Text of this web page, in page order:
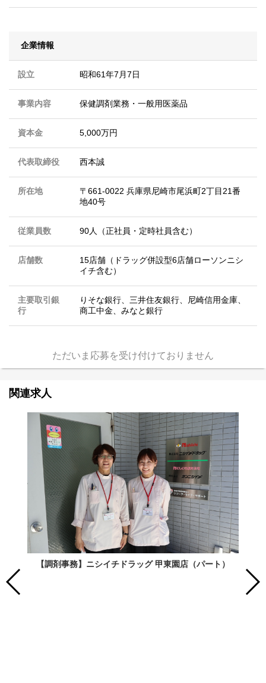
企業情報
設立 昭和61年7月7日
事業内容 保健調剤業務・一般用医薬品
資本金 5,000万円
代表取締役 西本誠
所在地
〒661-0022 兵庫県尼崎市尾浜町2丁目21番
地40号
従業員数 90人（正社員・定時社員含む）
店舗数
15店舗（ドラッグ併設型6店舗ローソンニシ
イチ含む）
主要取引銀
行
りそな銀行、三井住友銀行、尼崎信用金庫、
商工中金、みなと銀行
ただいま応募を受け付けておりません
関連求人
【調剤事務】ニシイチドラッグ 甲東園店（パート）